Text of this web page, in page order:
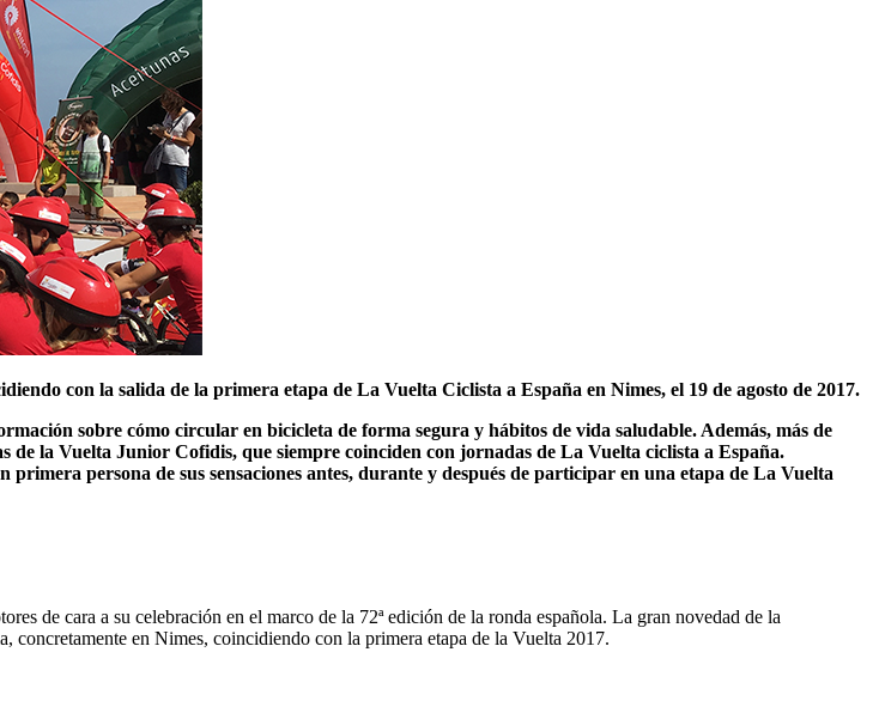
con la salida de la primera etapa de La Vuelta Ciclista a España en Nimes, el 19 de agosto de 2017.
sobre cómo circular en bicicleta de forma segura y hábitos de vida saludable. Además, más de
de la Vuelta Junior Cofidis, que siempre coinciden con jornadas de La Vuelta ciclista a España.
persona de sus sensaciones antes, durante y después de participar en una etapa de La Vuelta
de cara a su celebración en el marco de la 72ª edición de la ronda española. La gran novedad de la
concretamente en Nimes, coincidiendo con la primera etapa de la Vuelta 2017.